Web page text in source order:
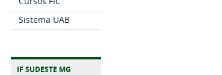
Sistema UAB
IF SUDESTE MG